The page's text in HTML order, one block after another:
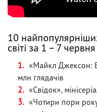
10
світі за 1 – 7
«Майкл Джексон:
млн глядачів
«Свідок»,
«Чотири пори